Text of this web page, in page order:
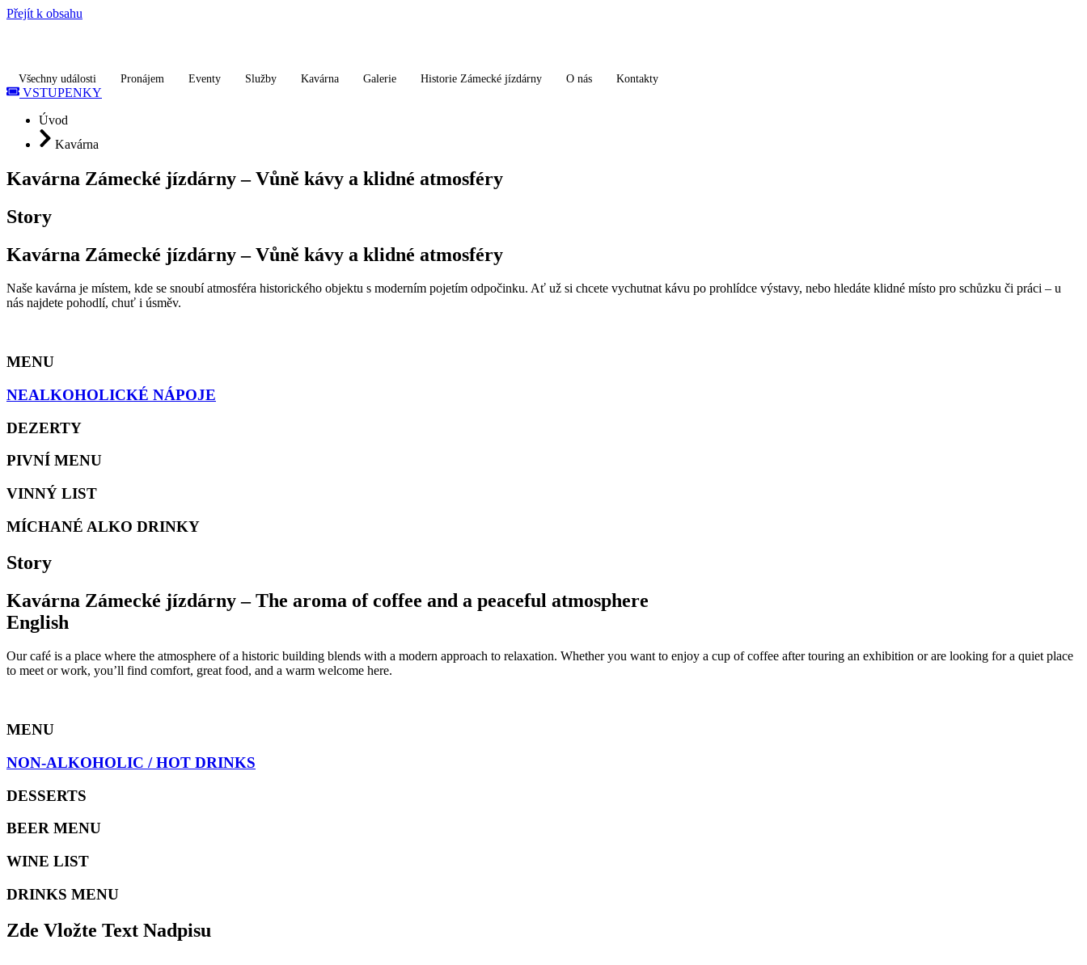
Přejít k obsahu
Všechny události Pronájem Eventy Služby Kavárna Galerie Historie Zámecké jízdárny O nás Kontakty
VSTUPENKY
Úvod
Kavárna
Kavárna Zámecké jízdárny – Vůně kávy a klidné atmosféry
Story
Kavárna Zámecké jízdárny – Vůně kávy a klidné atmosféry
Naše kavárna je místem, kde se snoubí atmosféra historického objektu s moderním pojetím odpočinku. Ať už si chcete vychutnat kávu po prohlídce výstavy, nebo hledáte klidné místo pro schůzku či práci – u
nás najdete pohodlí, chuť i úsměv.
MENU
NEALKOHOLICKÉ NÁPOJE
DEZERTY
PIVNÍ MENU
VINNÝ LIST
MÍCHANÉ ALKO DRINKY
Story
Kavárna Zámecké jízdárny – The aroma of coffee and a peaceful atmosphere
English
Our café is a place where the atmosphere of a historic building blends with a modern approach to relaxation. Whether you want to enjoy a cup of coffee after touring an exhibition or are looking for a quiet place
to meet or work, you’ll find comfort, great food, and a warm welcome here.
MENU
NON-ALKOHOLIC / HOT DRINKS
DESSERTS
BEER MENU
WINE LIST
DRINKS MENU
Zde Vložte Text Nadpisu